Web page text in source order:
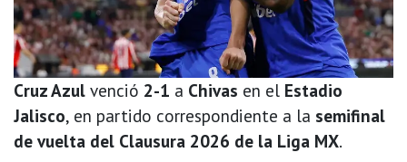
Cruz Azul venció 2-1 a Chivas en el Estadio
Jalisco, en partido correspondiente a la semifinal
de vuelta del Clausura 2026 de la Liga MX.